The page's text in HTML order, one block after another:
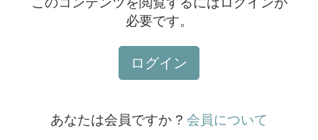
必要です。
ログイン
あなたは会員ですか ? 会員について